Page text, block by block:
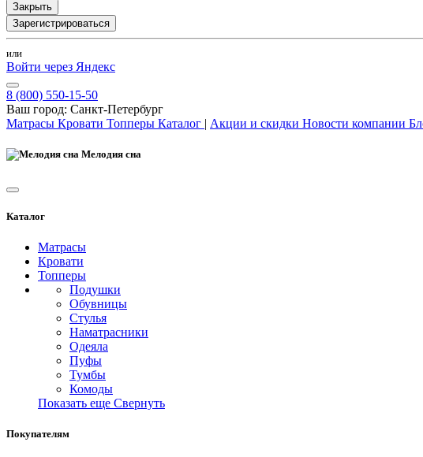
Закрыть
Зарегистрироваться
или
Войти через Яндекс
8 (800) 550-15-50
Ваш город: Санкт-Петербург
Матрасы Кровати Топперы Каталог | Акции и скидки Новости компании
Мелодия сна
Каталог
Матрасы
Кровати
Топперы
Подушки
Обувницы
Стулья
Наматрасники
Одеяла
Пуфы
Тумбы
Комоды
Показать еще Свернуть
Покупателям